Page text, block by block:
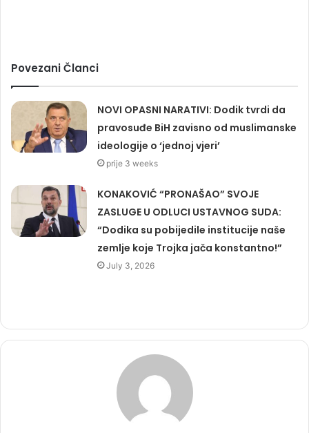
Povezani Članci
NOVI OPASNI NARATIVI: Dodik tvrdi da
pravosuđe BiH zavisno od muslimanske
ideologije o ‘jednoj vjeri’
prije 3 weeks
KONAKOVIĆ “PRONAŠAO” SVOJE
ZASLUGE U ODLUCI USTAVNOG SUDA:
“Dodika su pobijedile institucije naše
zemlje koje Trojka jača konstantno!”
July 3, 2026